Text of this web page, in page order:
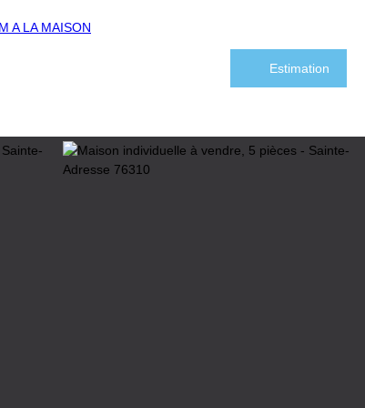
Estimation